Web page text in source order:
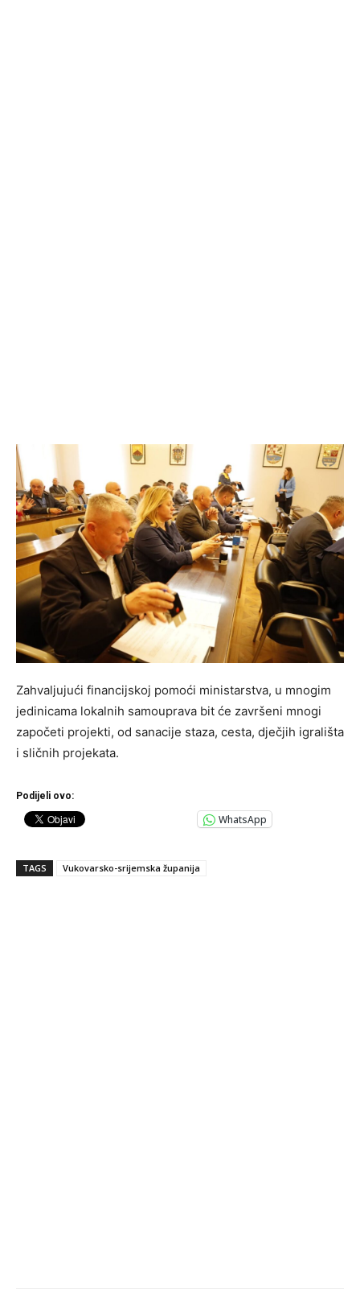
Zahvaljujući financijskoj pomoći ministarstva, u mnogim
jedinicama lokalnih samouprava bit će završeni mnogi
započeti projekti, od sanacije staza, cesta, dječjih igrališta
i sličnih projekata.
Podijeli ovo:
WhatsApp
TAGS Vukovarsko-srijemska županija